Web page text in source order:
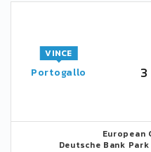
Portogallo
VINCE
3
European
Deutsche Bank